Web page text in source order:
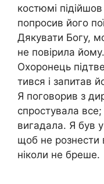
костюмі підійшов
попросив його
Дякувати Богу,
не повірила
Охоронець
тився і запитав
Я поговорив з
спростувала
вигадала. Я був
щоб не рознести
ніколи не бреше.